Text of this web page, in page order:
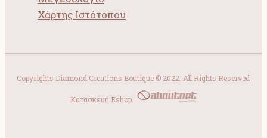
Χάρτης Ιστότοπου
Copyrights Diamond Creations Boutique © 2022. All Rights Reserved
Κατασκευή Eshop